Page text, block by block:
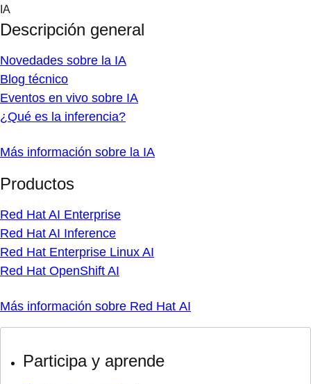
Skip
content
IA
Descripción general
Novedades sobre la IA
Blog técnico
Eventos en vivo sobre IA
¿Qué es la inferencia?
Más información sobre la IA
Productos
Red Hat AI Enterprise
Red Hat AI Inference
Red Hat Enterprise Linux AI
Red Hat OpenShift AI
Más información sobre Red Hat AI
Participa y aprende